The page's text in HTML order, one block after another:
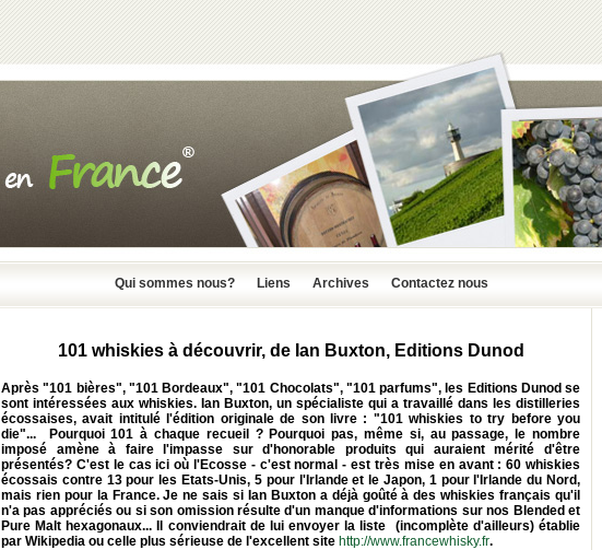
Qui sommes nous? Liens Archives Contactez nous
101 whiskies à découvrir, de Ian Buxton, Editions Dunod
Après "101 bières", "101 Bordeaux", "101 Chocolats", "101 parfums", les Editions Dunod se
sont intéressées aux whiskies. Ian Buxton, un spécialiste qui a travaillé dans les distilleries
écossaises, avait intitulé l'édition originale de son livre : "101 whiskies to try before you
die"... Pourquoi 101 à chaque recueil ? Pourquoi pas, même si, au passage, le nombre
imposé amène à faire l'impasse sur d'honorable produits qui auraient mérité d'être
présentés? C'est le cas ici où l'Ecosse - c'est normal - est très mise en avant : 60 whiskies
écossais contre 13 pour les Etats-Unis, 5 pour l'Irlande et le Japon, 1 pour l'Irlande du Nord,
mais rien pour la France. Je ne sais si Ian Buxton a déjà goûté à des whiskies français qu'il
n'a pas appréciés ou si son omission résulte d'un manque d'informations sur nos Blended et
Pure Malt hexagonaux... Il conviendrait de lui envoyer la liste (incomplète d'ailleurs) établie
par Wikipedia ou celle plus sérieuse de l'excellent site http://www.francewhisky.fr.